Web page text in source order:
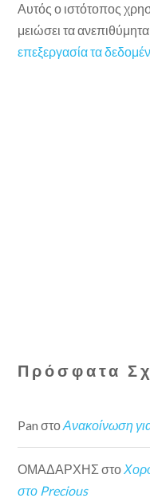
Αυτός ο ιστότοπος
μειώσει τα
επεξεργασία τα
Πρόσφατα
Pan στοΑνακοίνωση
ΟΜΑΔΑΡΧΗΣ στο
στο Precious